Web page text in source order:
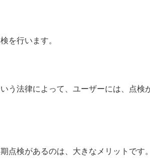
を行います。
う法律によって、ユーザーには、点検
点検があるのは、大きなメリットです。